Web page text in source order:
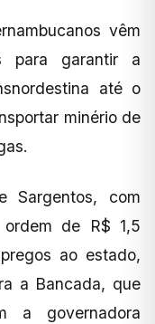
vêm
para garantir a
até o
minério de
Sargentos, com
de R$ 1,5
ao estado,
a Bancada, que
a governadora